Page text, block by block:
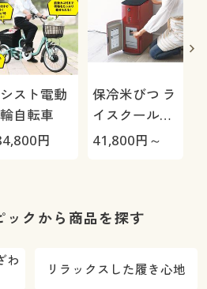
スト電動
自転車
円
保冷米びつ ラ
イスクール
HRC-
41,800円～
ックから商品を探す
わ
リラックスした履き心地